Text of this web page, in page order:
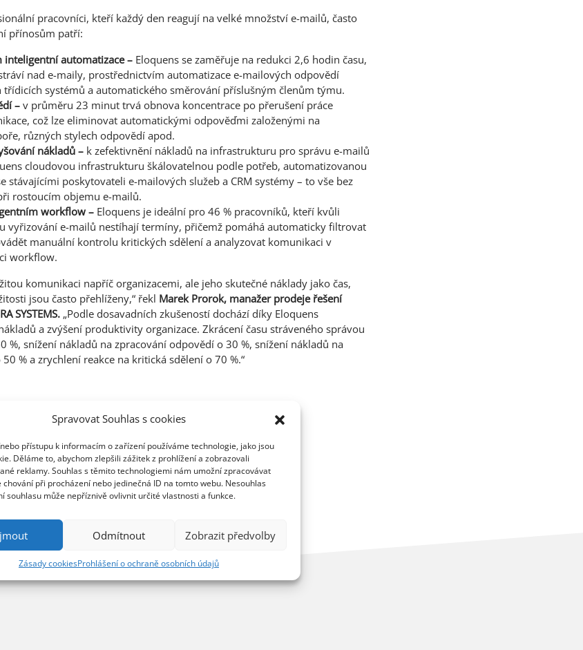
Spravovat Souhlas s cookies
přístupu k informacím o zařízení používáme technologie, jako jsou
Děláme to, abychom zlepšili zážitek z prohlížení a zobrazovali
reklamy. Souhlas s těmito technologiemi nám umožní zpracovávat
chování při procházení nebo jedinečná ID na tomto webu. Nesouhlas
souhlasu může nepříznivě ovlivnit určité vlastnosti a funkce.
Odmítnout Zobrazit předvolby
Zásady cookiesProhlášení o ochraně osobních údajů
pracovníci, kteří každý den reagují na velké množství e-mailů, často
přínosům patří:
automatizace – Eloquens se zaměřuje na redukci 2,6 hodin času,
nad e-maily, prostřednictvím automatizace e-mailových odpovědí
systémů a automatického směrování příslušným členům týmu.
– v průměru 23 minut trvá obnova koncentrace po přerušení práce
což lze eliminovat automatickými odpověďmi založenými na
různých stylech odpovědí apod.
nákladů – k zefektivnění nákladů na infrastrukturu pro správu e-mailů
cloudovou infrastrukturu škálovatelnou podle potřeb, automatizovanou
stávajícími poskytovateli e-mailových služeb a CRM systémy – to vše bez
rostoucím objemu e-mailů.
workﬂow – Eloquens je ideální pro 46 % pracovníků, kteří kvůli
vyřizování e-mailů nestíhají termíny, přičemž pomáhá automaticky ﬁltrovat
manuální kontrolu kritických sdělení a analyzovat komunikaci v
workﬂow.
komunikaci napříč organizacemi, ale jeho skutečné náklady jako čas,
jsou často přehlíženy,“ řekl Marek Prorok, manažer prodeje řešení
SYSTEMS. „Podle dosavadních zkušeností dochází díky Eloquens
a zvýšení produktivity organizace. Zkrácení času stráveného správou
%, snížení nákladů na zpracování odpovědí o 30 %, snížení nákladů na
% a zrychlení reakce na kritická sdělení o 70 %.“
lze nalézt na https://eloquens.ai
AI automatizace